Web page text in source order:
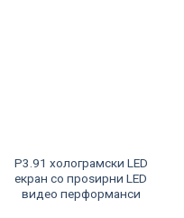
P3.91 холограмски LED
екран со проѕирни LED
видео перформанси